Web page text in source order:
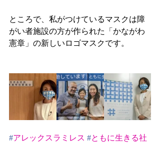
ところで、私がつけているマスクは障
がい者施設の方が作られた「かながわ
憲章」の新しいロゴマスクです。
#アレックスラミレス #ともに生きる社